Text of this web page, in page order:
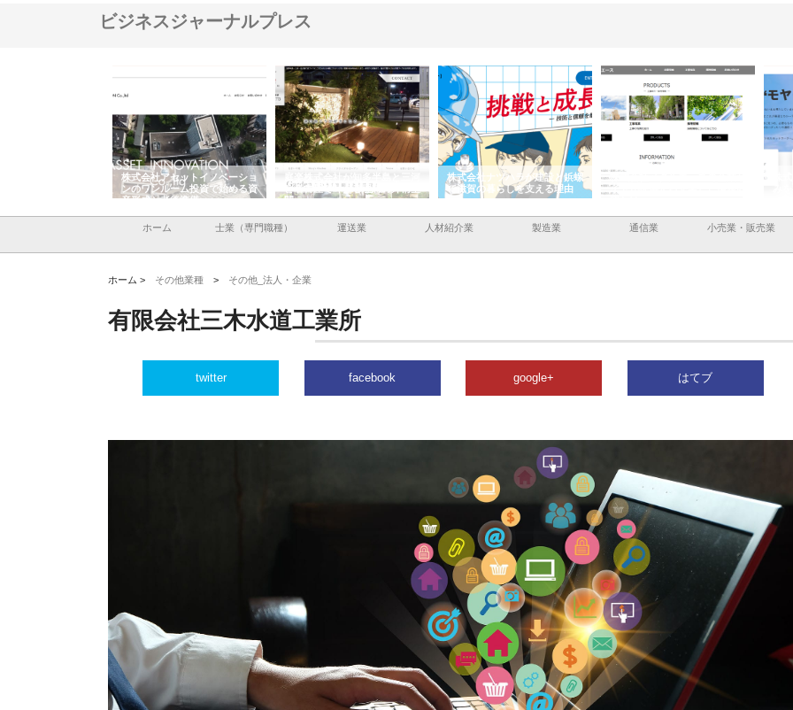
ビジネスジャーナルプレス
株式会社アセットイノベーショ
ンのワンルーム投資で始める資
産形成と老後準備
と名古屋で叶える理想の外構空
間
株式会社ナツハラが建設と鋲螺
で滋賀の暮らしを支える理由
イトが提供する充実した情報内
株
ホーム 士業（専門職種） 運送業 人材紹介業 製造業 通信業 小売業・販売業
ホーム > その他業種 > その他_法人・企業
有限会社三木水道工業所
twitter facebook google+ はてブ